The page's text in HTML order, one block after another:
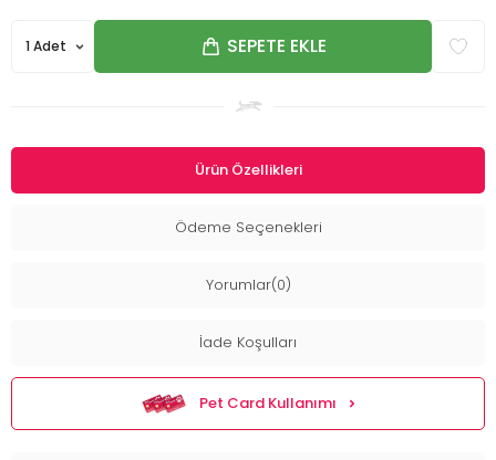
SEPETE EKLE
Ürün Özellikleri
Ödeme Seçenekleri
Yorumlar(0)
İade Koşulları
Pet Card Kullanımı